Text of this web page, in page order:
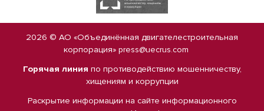
2026 © АО «Объединённая двигателестроительная
корпорация» press@uecrus.com
Горячая линия по противодействию мошенничеству,
хищениям и коррупции
Раскрытие информации на сайте информационного